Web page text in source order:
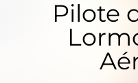
Pilote